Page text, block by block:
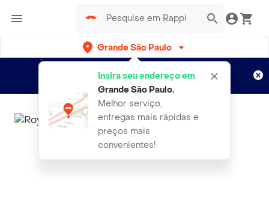
Grande São Paulo
Insira seu endereço em
Grande São Paulo.
Melhor serviço,
entregas mais rápidas e
preços mais
convenientes!
Entregas grátis por 15 dias!
Aplicam T&C